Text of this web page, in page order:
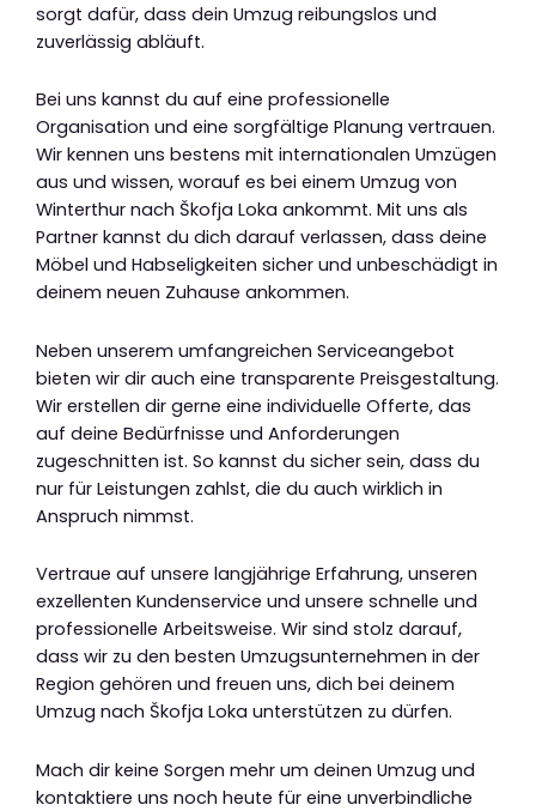
sorgt dafür, dass dein Umzug reibungslos und
zuverlässig abläuft.
Bei uns kannst du auf eine professionelle
Organisation und eine sorgfältige Planung vertrauen.
Wir kennen uns bestens mit internationalen Umzügen
aus und wissen, worauf es bei einem Umzug von
Winterthur nach Škofja Loka ankommt. Mit uns als
Partner kannst du dich darauf verlassen, dass deine
Möbel und Habseligkeiten sicher und unbeschädigt in
deinem neuen Zuhause ankommen.
Neben unserem umfangreichen Serviceangebot
bieten wir dir auch eine transparente Preisgestaltung.
Wir erstellen dir gerne eine individuelle Offerte, das
auf deine Bedürfnisse und Anforderungen
zugeschnitten ist. So kannst du sicher sein, dass du
nur für Leistungen zahlst, die du auch wirklich in
Anspruch nimmst.
Vertraue auf unsere langjährige Erfahrung, unseren
exzellenten Kundenservice und unsere schnelle und
professionelle Arbeitsweise. Wir sind stolz darauf,
dass wir zu den besten Umzugsunternehmen in der
Region gehören und freuen uns, dich bei deinem
Umzug nach Škofja Loka unterstützen zu dürfen.
Mach dir keine Sorgen mehr um deinen Umzug und
kontaktiere uns noch heute für eine unverbindliche